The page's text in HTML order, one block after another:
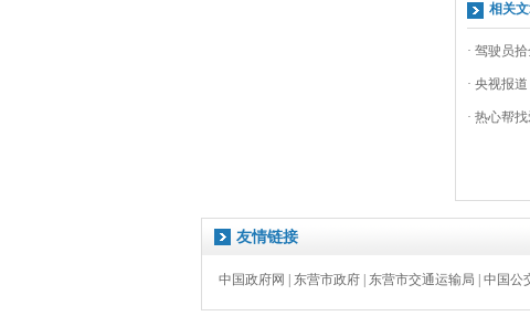
相关
· 驾驶员
· 央视报
· 热心帮
友情链接
中国政府网 东营市政府 东营市交通运输局 中国公